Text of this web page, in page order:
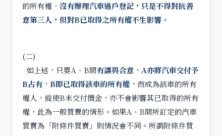
的所有權， 沒有辦理汽車過戶登記，只是不得對抗善
意第三人，但對B已取得之所有權不生影響 。
(二)
如上述，只要A、B間有讓與合意 ， A亦將汽車交付予
B占有 ， B即已取得該車的所有權 ，而成為該車的所有
權人，縱使B未交付價金，亦不會影響其已取得的所有
權，此為一般買賣的情形。如果A、B間所訂定的汽車
買賣為「附條件買賣」則情況會不同。所謂附條件買